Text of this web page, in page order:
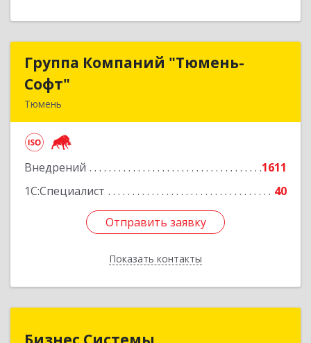
Группа Компаний "Тюмень-
Софт"
Тюмень
Внедрений
1611
1С:Специалист
40
Отправить заявку
Показать контакты
Группа Компаний "Тюмень-
Подробнее
Отправить заявку
Назад